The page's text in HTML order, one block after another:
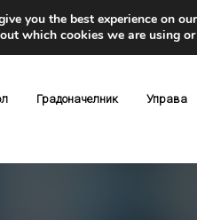
Градоначелник Управа
you the best experience on
which cookies we are using